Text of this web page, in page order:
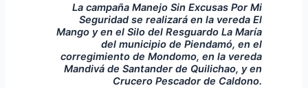
La campaña Manejo Sin Excusas Por Mi
Seguridad se realizará en la vereda El
Mango y en el Silo del Resguardo La María
del municipio de Piendamó, en el
corregimiento de Mondomo, en la vereda
Mandivá de Santander de Quilichao, y en
Crucero Pescador de Caldono.